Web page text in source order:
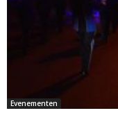
Evenementen